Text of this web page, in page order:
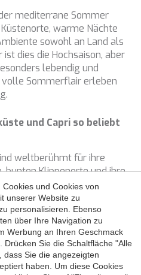
mediterrane Sommer
warme Nächte
sowohl an Land als
dies die Hochsaison, aber
lebendig und
Sommerflair erleben
und Capri so beliebt
weltberühmt für ihre
bunten Klippenorte und ihre
Vor hohen
enge Buchten zu gleiten
Positano oder Capri zu
Erlebnissen des
mit der Blauen Grotte, den
Auswahl an
und Cookies von
unserer Website zu
personalisieren. Ebenso
über Ihre Navigation zu
Werbung an Ihren Geschmack
Drücken Sie die Schaltfläche "Alle
Sie die angezeigten
haben. Um diese Cookies
Alle akzeptieren